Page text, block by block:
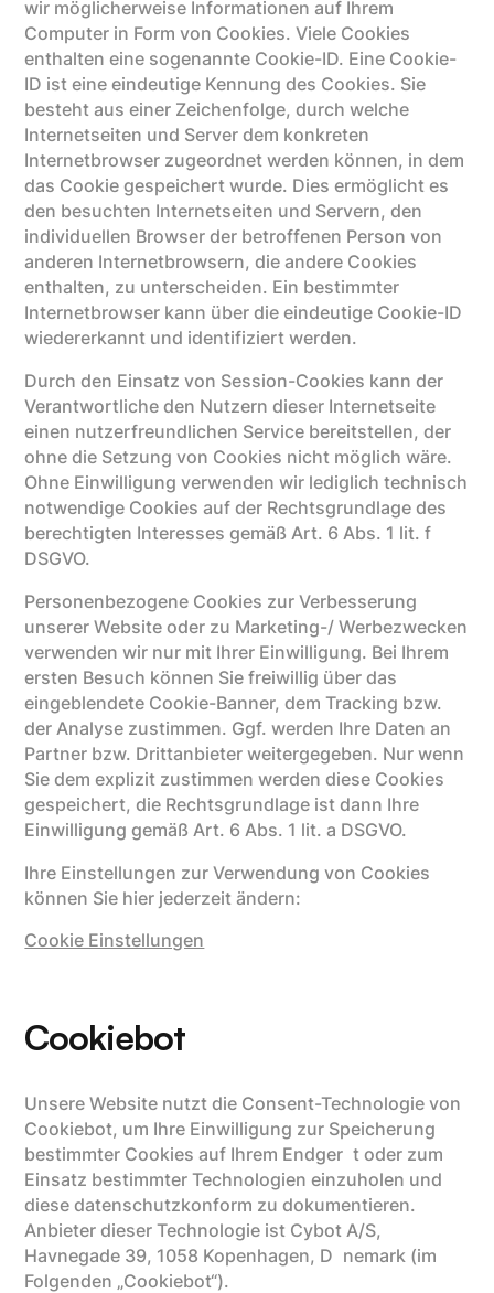
wir möglicherweise Informationen auf Ihrem
Computer in Form von Cookies. Viele Cookies
enthalten eine sogenannte Cookie-ID. Eine Cookie-
ID ist eine eindeutige Kennung des Cookies. Sie
besteht aus einer Zeichenfolge, durch welche
Internetseiten und Server dem konkreten
Internetbrowser zugeordnet werden können, in dem
das Cookie gespeichert wurde. Dies ermöglicht es
den besuchten Internetseiten und Servern, den
individuellen Browser der betroffenen Person von
anderen Internetbrowsern, die andere Cookies
enthalten, zu unterscheiden. Ein bestimmter
Internetbrowser kann über die eindeutige Cookie-ID
wiedererkannt und identifiziert werden.
Durch den Einsatz von Session-Cookies kann der
Verantwortliche den Nutzern dieser Internetseite
einen nutzerfreundlichen Service bereitstellen, der
ohne die Setzung von Cookies nicht möglich wäre.
Ohne Einwilligung verwenden wir lediglich technisch
notwendige Cookies auf der Rechtsgrundlage des
berechtigten Interesses gemäß Art. 6 Abs. 1 lit. f
DSGVO.
Personenbezogene Cookies zur Verbesserung
unserer Website oder zu Marketing-/ Werbezwecken
verwenden wir nur mit Ihrer Einwilligung. Bei Ihrem
ersten Besuch können Sie freiwillig über das
eingeblendete Cookie-Banner, dem Tracking bzw.
der Analyse zustimmen. Ggf. werden Ihre Daten an
Partner bzw. Drittanbieter weitergegeben. Nur wenn
Sie dem explizit zustimmen werden diese Cookies
gespeichert, die Rechtsgrundlage ist dann Ihre
Einwilligung gemäß Art. 6 Abs. 1 lit. a DSGVO.
Ihre Einstellungen zur Verwendung von Cookies
können Sie hier jederzeit ändern:
Cookie Einstellungen
Cookiebot
Unsere Website nutzt die Consent-Technologie von
Cookiebot, um Ihre Einwilligung zur Speicherung
bestimmter Cookies auf Ihrem Endger t oder zum
Einsatz bestimmter Technologien einzuholen und
diese datenschutzkonform zu dokumentieren.
Anbieter dieser Technologie ist Cybot A/S,
Havnegade 39, 1058 Kopenhagen, D nemark (im
Folgenden „Cookiebot“).